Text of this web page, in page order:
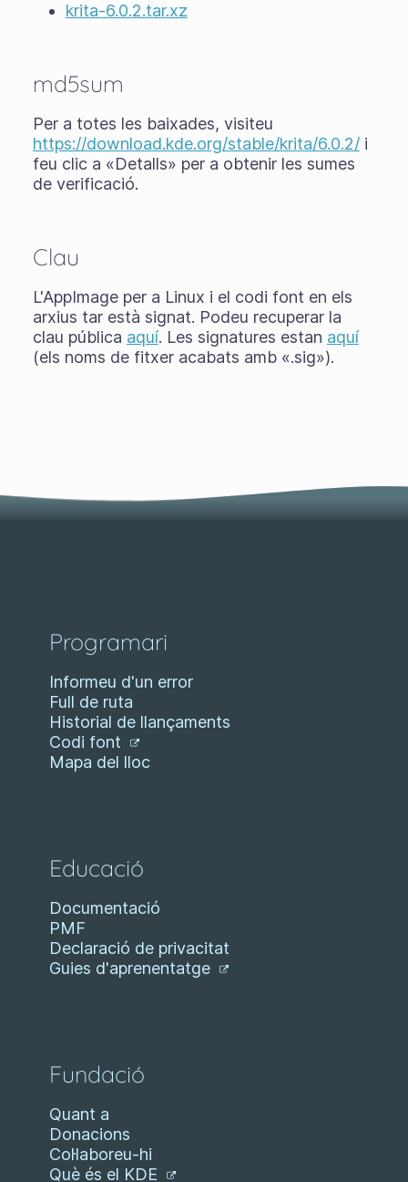
krita-6.0.2.tar.xz
md5sum
Per a totes les baixades, visiteu
https://download.kde.org/stable/krita/6.0.2/i
feu clic a «Detalls» per a obtenir les sumes
de verificació.
Clau
L'AppImage per a Linux i el codi font en els
arxius tar està signat. Podeu recuperar la
clau pública aquí. Les signatures estan aquí
(els noms de fitxer acabats amb «.sig»).
Programari
Informeu d'un error
Full de ruta
Historial de llançaments
Codi font
Mapa del lloc
Educació
Documentació
PMF
Declaració de privacitat
Guies d'aprenentatge
Fundació
Quant a
Donacions
Col·laboreu-hi
Què és el KDE